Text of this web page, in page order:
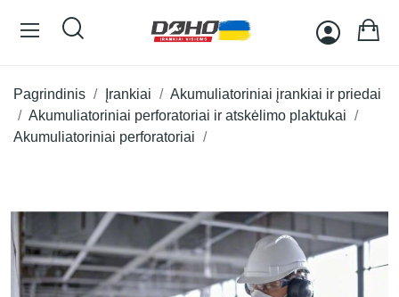
Pagrindinis Įrankiai
Akumuliatoriniai įrankiai ir priedai
Akumuliatoriniai perforatoriai ir atskėlimo plaktukai
Akumuliatoriniai perforatoriai